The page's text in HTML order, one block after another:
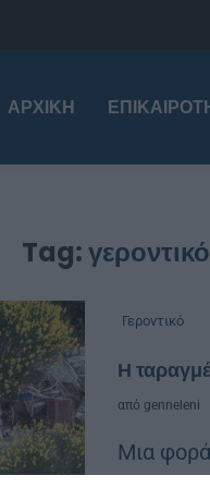
ΑΡΧΙΚΉ
Tag:
Γεροντικό
Η
από genneleni
Μια